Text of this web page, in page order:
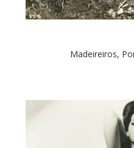
Madeireiros,